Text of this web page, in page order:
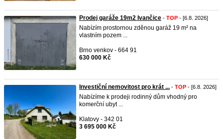
Prodej garáže 19m2 Ivančice - TOP - [6.8. 2026]
Nabízím prostornou zděnou garáž 19 m² na
vlastním pozem ...
Brno venkov - 664 91
630 000 Kč
Investiční nemovitost pro krát ... - TOP - [6.8. 2026]
Nabízíme k prodeji rodinný dům vhodný pro
komerční ubyt ...
Klatovy - 342 01
3 695 000 Kč